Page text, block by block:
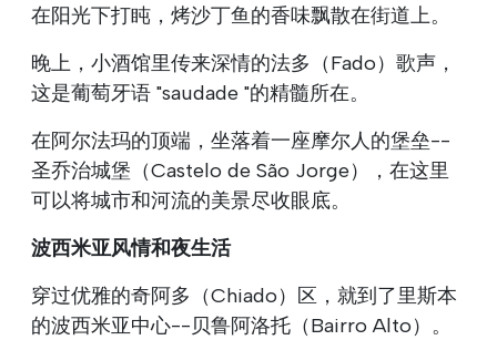
在阳光下打盹，烤沙丁鱼的香味飘散在街道上。
晚上，小酒馆里传来深情的法多（Fado）歌声，
这是葡萄牙语 "saudade "的精髓所在。
在阿尔法玛的顶端，坐落着一座摩尔人的堡垒--
圣乔治城堡（Castelo de São Jorge），在这里
可以将城市和河流的美景尽收眼底。
波西米亚风情和夜生活
穿过优雅的奇阿多（Chiado）区，就到了里斯本
的波西米亚中心--贝鲁阿洛托（Bairro Alto）。